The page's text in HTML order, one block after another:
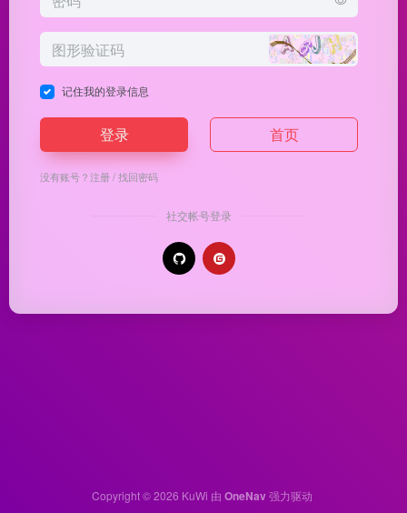
记住我的登录信息
登录 首页
没有账号？注册/找回密码
社交帐号登录
Copyright © 2026 KuWi 由 OneNav强力驱动